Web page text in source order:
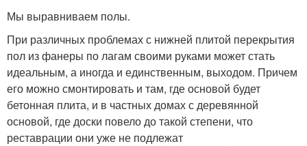
Мы выравниваем полы.
При различных проблемах с нижней плитой перекрытия
пол из фанеры по лагам своими руками может стать
идеальным, а иногда и единственным, выходом. Причем
его можно смонтировать и там, где основой будет
бетонная плита, и в частных домах с деревянной
основой, где доски повело до такой степени, что
реставрации они уже не подлежат